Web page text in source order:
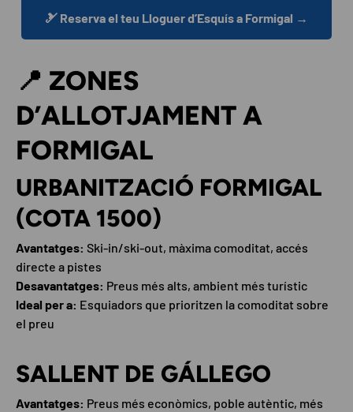
🎿 Reserva el teu Lloguer d’Esquís a Formigal →
📍 ZONES
D’ALLOTJAMENT A
FORMIGAL
URBANITZACIÓ FORMIGAL
(COTA 1500)
Avantatges: Ski-in/ski-out, màxima comoditat, accés
directe a pistes
Desavantatges: Preus més alts, ambient més turístic
Ideal per a: Esquiadors que prioritzen la comoditat sobre
el preu
SALLENT DE GÁLLEGO
Avantatges: Preus més econòmics, poble autèntic, més